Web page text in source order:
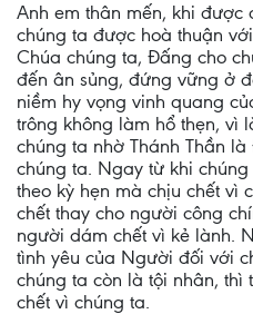
Anh em thân mến, khi được
chúng ta được hoà thuận
Chúa chúng ta, Ðấng cho
đến ân sủng, đứng vững ở
niềm hy vọng vinh quang
trông không làm hổ thẹn, vì
chúng ta nhờ Thánh Thần
chúng ta. Ngay từ khi
theo kỳ hẹn mà chịu chết vì
chết thay cho người công
người dám chết vì kẻ lành.
tình yêu của Người đối với
chúng ta còn là tội nhân, thì
chết vì chúng ta.